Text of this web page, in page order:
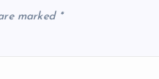
marked *